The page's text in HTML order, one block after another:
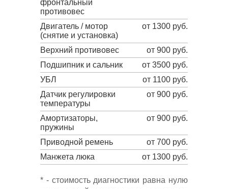
фронтальный
противовес
Двигатель / мотор
(снятие и установка)
от 1300 руб.
Верхний противовес
от 900 руб.
Подшипник и сальник
от 3500 руб.
УБЛ
от 1100 руб.
Датчик регулировки
температуры
от 900 руб.
Амортизаторы,
пружины
от 900 руб.
Приводной ремень
от 700 руб.
Манжета люка
от 1300 руб.
* - стоимость диагностики равна нулю